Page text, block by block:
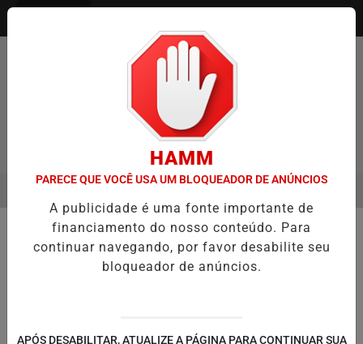
EM ALTA
🚔 SEGURANÇA E JUSTIÇA
Polícia apura disparo contra cão
durante abordagem da Brigada
HAMM
PARECE QUE VOCÊ USA UM BLOQUEADOR DE ANÚNCIOS
A publicidade é uma fonte importante de
financiamento do nosso conteúdo. Para
continuar navegando, por favor desabilite seu
bloqueador de anúncios.
APÓS DESABILITAR, ATUALIZE A PÁGINA PARA CONTINUAR SUA